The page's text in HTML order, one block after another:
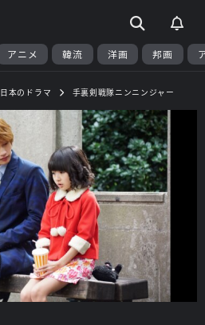
アニメ 韓流 洋画 邦画
日本のドラマ 手裏剣戦隊ニンニンジャー